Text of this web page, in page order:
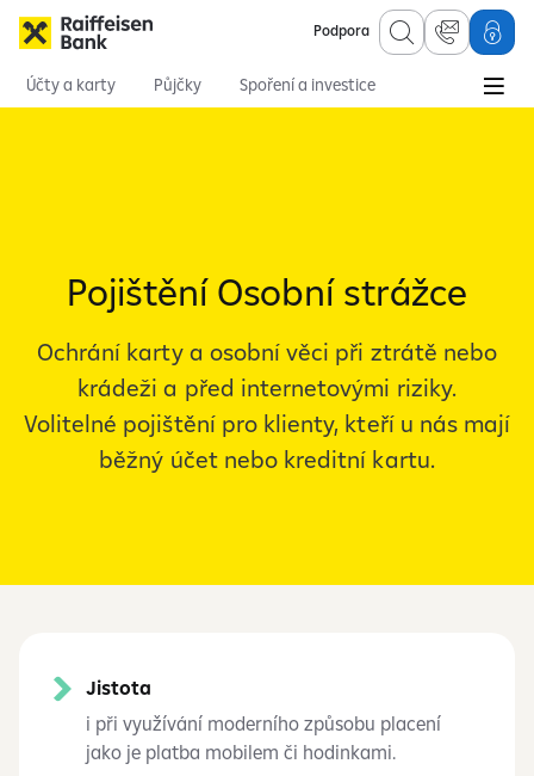
Podpora
Účty a karty Půjčky
Spoření a investice
Pojištění Osobní strážce
Ochrání karty a osobní věci při ztrátě nebo
krádeži a před internetovými riziky.
Volitelné pojištění pro klienty, kteří u nás mají
běžný účet nebo kreditní kartu.
Jistota
i při využívání moderního způsobu placení
jako je platba mobilem či hodinkami.